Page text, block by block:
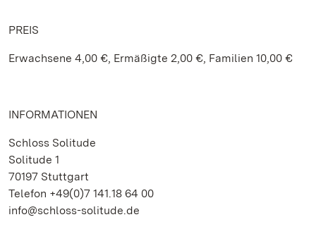
PREIS
Erwachsene 4,00 €, Ermäßigte 2,00 €, Familien 10,00 €
INFORMATIONEN
Schloss Solitude
Solitude 1
70197 Stuttgart
Telefon +49(0)7 141.18 64 00
info@schloss-solitude.de